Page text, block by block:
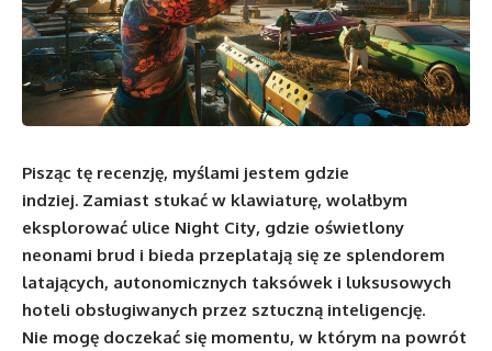
Pisząc tę recenzję, myślami jestem gdzie
indziej. Zamiast stukać w klawiaturę, wolałbym
eksplorować ulice Night City, gdzie oświetlony
neonami brud i bieda przeplatają się ze splendorem
latających, autonomicznych taksówek i luksusowych
hoteli obsługiwanych przez sztuczną inteligencję.
Nie mogę doczekać się momentu, w którym na powrót